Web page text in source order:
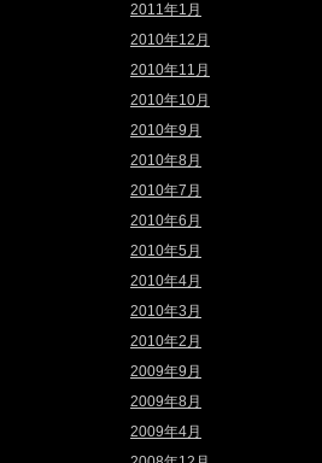
2011年1月
2010年12月
2010年11月
2010年10月
2010年9月
2010年8月
2010年7月
2010年6月
2010年5月
2010年4月
2010年3月
2010年2月
2009年9月
2009年8月
2009年4月